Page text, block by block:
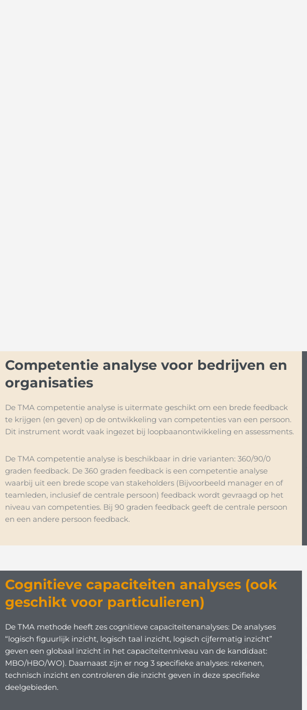
Competentie analyse voor bedrijven en
organisaties
De TMA competentie analyse is uitermate geschikt om een brede feedback
te krijgen (en geven) op de ontwikkeling van competenties van een persoon.
Dit instrument wordt vaak ingezet bij loopbaanontwikkeling en assessments.
De TMA competentie analyse is beschikbaar in drie varianten: 360/90/0
graden feedback. De 360 graden feedback is een competentie analyse
waarbij uit een brede scope van stakeholders (Bijvoorbeeld manager en of
teamleden, inclusief de centrale persoon) feedback wordt gevraagd op het
niveau van competenties. Bij 90 graden feedback geeft de centrale persoon
en een andere persoon feedback.
Cognitieve capaciteiten analyses (ook
geschikt voor particulieren)
De TMA methode heeft zes cognitieve capaciteitenanalyses: De analyses
“logisch figuurlijk inzicht, logisch taal inzicht, logisch cijfermatig inzicht”
geven een globaal inzicht in het capaciteitenniveau van de kandidaat:
MBO/HBO/WO). Daarnaast zijn er nog 3 specifieke analyses: rekenen,
technisch inzicht en controleren die inzicht geven in deze specifieke
deelgebieden.